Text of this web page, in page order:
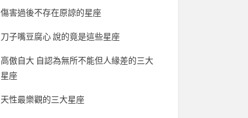
傷害過後不存在原諒的星座
刀子嘴豆腐心 說的竟是這些星座
高傲自大 自認為無所不能但人緣差的三大
星座
天性最樂觀的三大星座